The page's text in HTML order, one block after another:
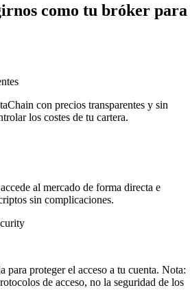
como tu bróker para
con precios transparentes y sin
los costes de tu cartera.
al mercado de forma directa e
sin complicaciones.
para proteger el acceso a tu cuenta. Nota:
de acceso, no la seguridad de los